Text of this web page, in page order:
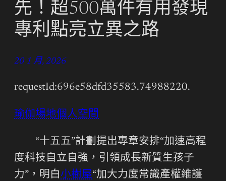
先！超500萬件有用發現
專利點亮立異之路
20 1 月, 2026
requestId:696e58dfd35583.74988220.
瑜伽場地個人空間
“十五五”計劃提出專章安排“加速高程
度科技自立自強，引領成長新質生孩子
力”，明白 小樹屋“加大力度常識產權維護